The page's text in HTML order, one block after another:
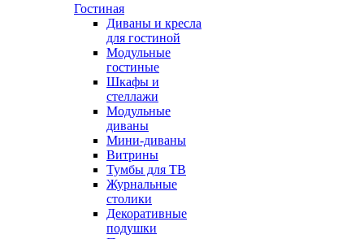
Гостиная
Диваны и кресла
для гостиной
Модульные
гостиные
Шкафы и
стеллажи
Модульные
диваны
Мини-диваны
Витрины
Тумбы для ТВ
Журнальные
столики
Декоративные
подушки